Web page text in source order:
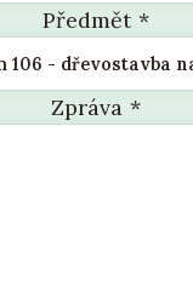
Předmět*
Zpráva *